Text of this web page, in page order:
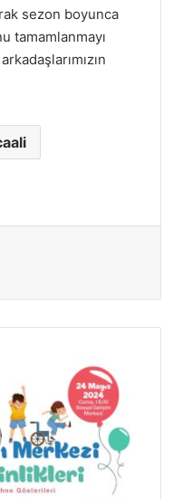
sezon boyunca
tamamlanmayı